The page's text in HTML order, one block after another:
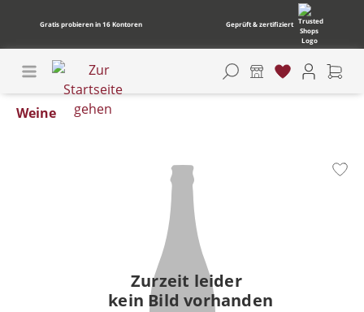
Gratis probieren in 16 Kontoren Geprüft & zertifiziert
Weine
Zurzeit leider
kein Bild vorhanden